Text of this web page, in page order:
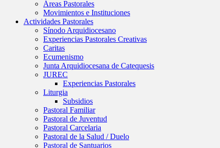
Áreas Pastorales
Movimientos e Instituciones
Actividades Pastorales
Sínodo Arquidiocesano
Experiencias Pastorales Creativas
Caritas
Ecumenismo
Junta Arquidiocesana de Catequesis
JUREC
Experiencias Pastorales
Liturgia
Subsidios
Pastoral Familiar
Pastoral de Juventud
Pastoral Carcelaria
Pastoral de la Salud / Duelo
Pastoral de Santuarios